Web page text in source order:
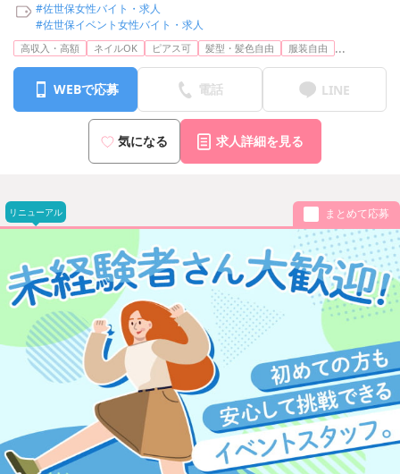
#佐世保女性バイト・求人
#佐世保イベント女性バイト・求人
高収入・高額 ネイルOK ピアス可 髪型・髪色自由 服装自由 ...
WEBで応募 電話 LINE
気になる 求人詳細を見る
リニューアル まとめて応募